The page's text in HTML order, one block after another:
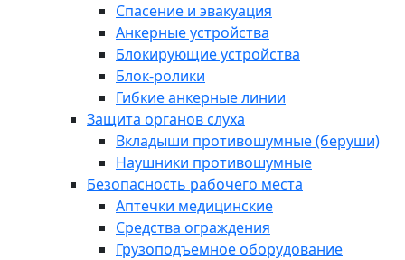
Спасение и эвакуация
Анкерные устройства
Блокирующие устройства
Блок-ролики
Гибкие анкерные линии
Защита органов слуха
Вкладыши противошумные (беруши)
Наушники противошумные
Безопасность рабочего места
Аптечки медицинские
Средства ограждения
Грузоподъемное оборудование